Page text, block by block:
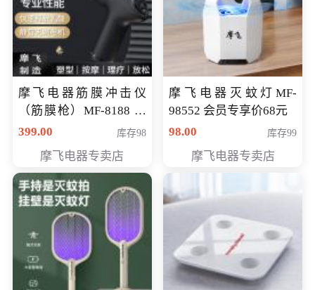
摩飞电器筋膜冲击仪
（筋膜枪）MF-8188 会
员专享价268元
399.00 库存98
摩飞电器专卖店
摩飞电器灭蚊灯MF-
98552 会员专享价68元
98.00
库存99
摩飞电器专卖店